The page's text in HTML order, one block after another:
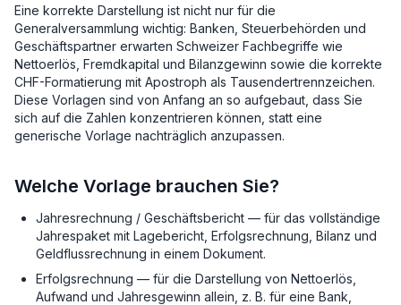
Eine korrekte Darstellung ist nicht nur für die
Generalversammlung wichtig: Banken, Steuerbehörden und
Geschäftspartner erwarten Schweizer Fachbegriffe wie
Nettoerlös, Fremdkapital und Bilanzgewinn sowie die korrekte
CHF-Formatierung mit Apostroph als Tausendertrennzeichen.
Diese Vorlagen sind von Anfang an so aufgebaut, dass Sie
sich auf die Zahlen konzentrieren können, statt eine
generische Vorlage nachträglich anzupassen.
Welche Vorlage brauchen Sie?
Jahresrechnung / Geschäftsbericht — für das vollständige
Jahrespaket mit Lagebericht, Erfolgsrechnung, Bilanz und
Geldflussrechnung in einem Dokument.
Erfolgsrechnung — für die Darstellung von Nettoerlös,
Aufwand und Jahresgewinn allein, z. B. für eine Bank,